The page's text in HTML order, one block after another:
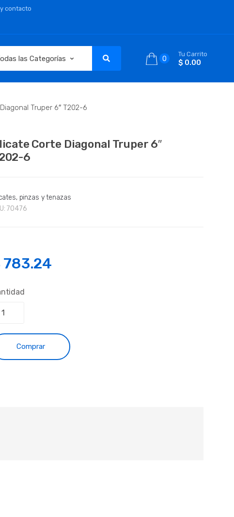
contacto
0
Tu Carrito
$ 0.00
Truper 6″ T202-6
Corte Diagonal Truper 6″
6
pinzas y tenazas
70476
783.24
Comprar